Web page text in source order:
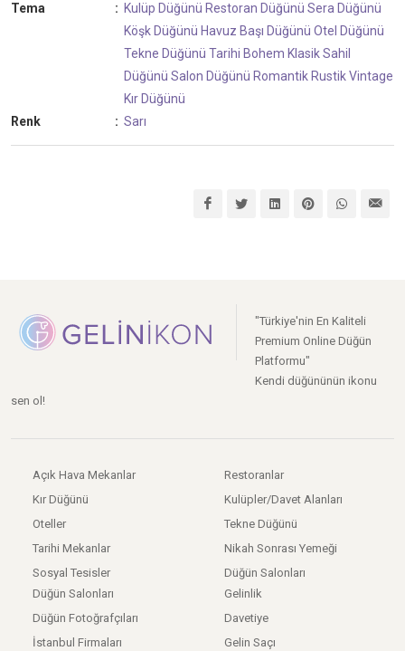
Tema
: Kulüp Düğünü Restoran Düğünü Sera Düğünü
Köşk Düğünü Havuz Başı Düğünü Otel Düğünü
Tekne Düğünü Tarihi Bohem KlasikSahil
Düğünü Salon Düğünü Romantik RustikVintage
Kır Düğünü
Renk
: Sarı
"Türkiye'nin En Kaliteli
Premium Online Düğün
Platformu"
Kendi düğününün ikonu
sen ol!
Açık Hava Mekanlar
Kır Düğünü
Oteller
Tarihi Mekanlar
Sosyal Tesisler
Restoranlar
Kulüpler/Davet Alanları
Tekne Düğünü
Nikah Sonrası Yemeği
Düğün Salonları
Düğün Salonları
Düğün Fotoğrafçıları
İstanbul Firmaları
Gelinlik
Davetiye
Gelin Saçı